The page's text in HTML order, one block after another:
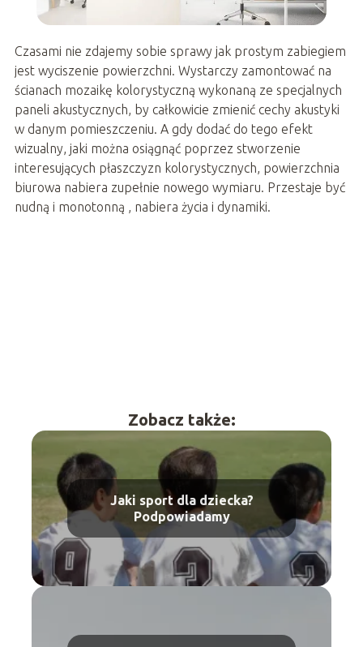
Czasami nie zdajemy sobie sprawy jak prostym zabiegiem
jest wyciszenie powierzchni. Wystarczy zamontować na
ścianach mozaikę kolorystyczną wykonaną ze specjalnych
paneli akustycznych, by całkowicie zmienić cechy akustyki
w danym pomieszczeniu. A gdy dodać do tego efekt
wizualny, jaki można osiągnąć poprzez stworzenie
interesujących płaszczyzn kolorystycznych, powierzchnia
biurowa nabiera zupełnie nowego wymiaru. Przestaje być
nudną i monotonną , nabiera życia i dynamiki.
Zobacz także:
Jaki sport dla dziecka?
Podpowiadamy